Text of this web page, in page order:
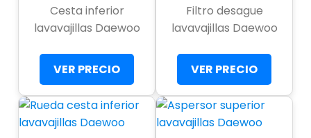
Cesta inferior
lavavajillas Daewoo
VER PRECIO
Filtro desague
lavavajillas Daewoo
VER PRECIO